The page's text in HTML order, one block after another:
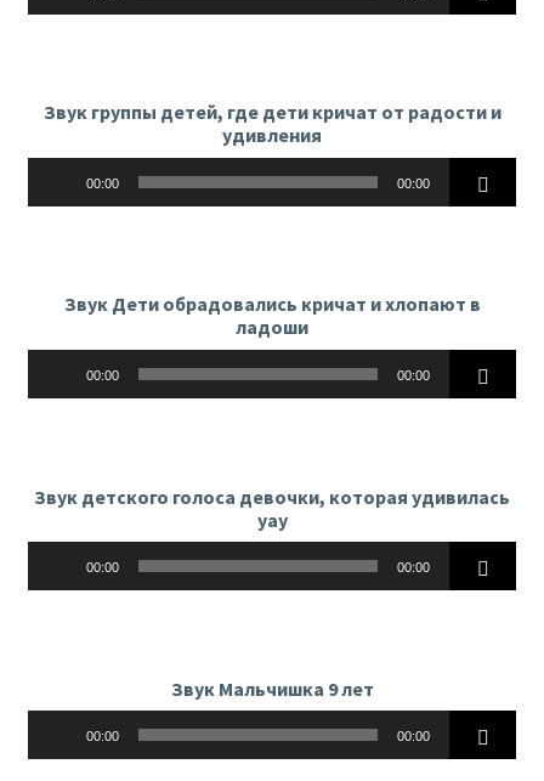
Звук группы детей, где дети кричат от радости и
удивления
00:00 00:00
Звук Дети обрадовались кричат и хлопают в
ладоши
00:00 00:00
Звук детского голоса девочки, которая удивилась
уау
00:00 00:00
Звук Мальчишка 9 лет
00:00 00:00